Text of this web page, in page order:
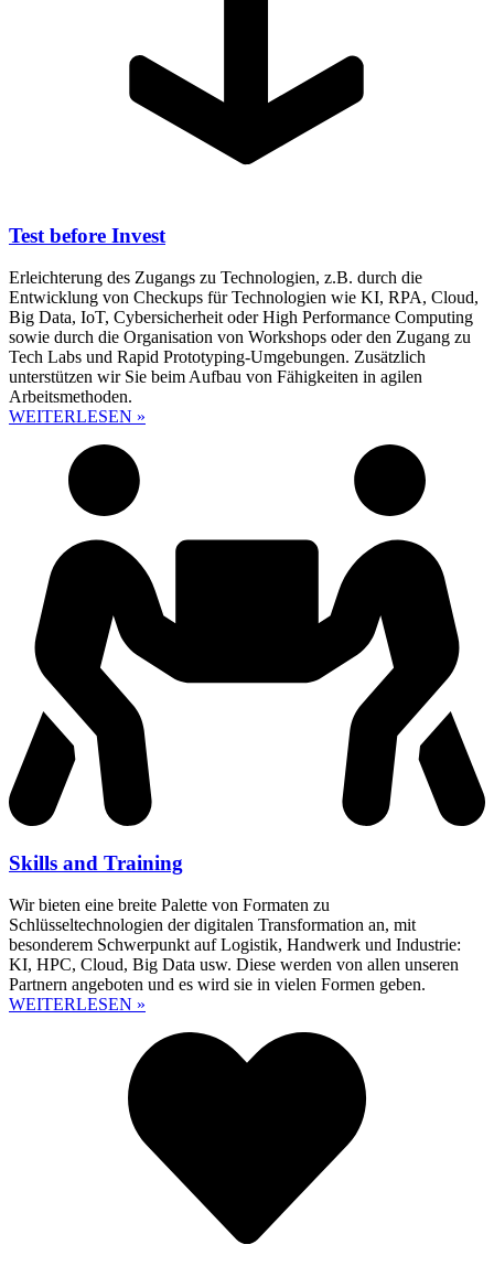
Test before Invest
Erleichterung des Zugangs zu Technologien, z.B. durch die
Entwicklung von Checkups für Technologien wie KI, RPA, Cloud,
Big Data, IoT, Cybersicherheit oder High Performance Computing
sowie durch die Organisation von Workshops oder den Zugang zu
Tech Labs und Rapid Prototyping-Umgebungen. Zusätzlich
unterstützen wir Sie beim Aufbau von Fähigkeiten in agilen
Arbeitsmethoden.
WEITERLESEN »
Skills and Training
Wir bieten eine breite Palette von Formaten zu
Schlüsseltechnologien der digitalen Transformation an, mit
besonderem Schwerpunkt auf Logistik, Handwerk und Industrie:
KI, HPC, Cloud, Big Data usw. Diese werden von allen unseren
Partnern angeboten und es wird sie in vielen Formen geben.
WEITERLESEN »